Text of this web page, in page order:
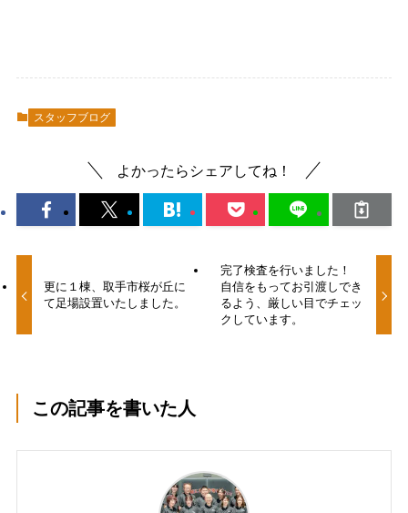
スタッフブログ
よかったらシェアしてね！
更に１棟、取手市桜が丘に
て足場設置いたしました。
完了検査を行いました！
自信をもってお引渡しでき
るよう、厳しい目でチェッ
クしています。
この記事を書いた人